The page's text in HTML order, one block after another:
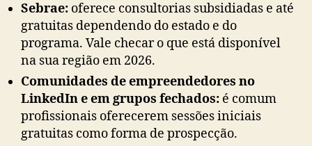
Sebrae: oferece consultorias subsidiadas e até
gratuitas dependendo do estado e do
programa. Vale checar o que está disponível
na sua região em 2026.
Comunidades de empreendedores no
LinkedIn e em grupos fechados: é comum
profissionais oferecerem sessões iniciais
gratuitas como forma de prospecção.